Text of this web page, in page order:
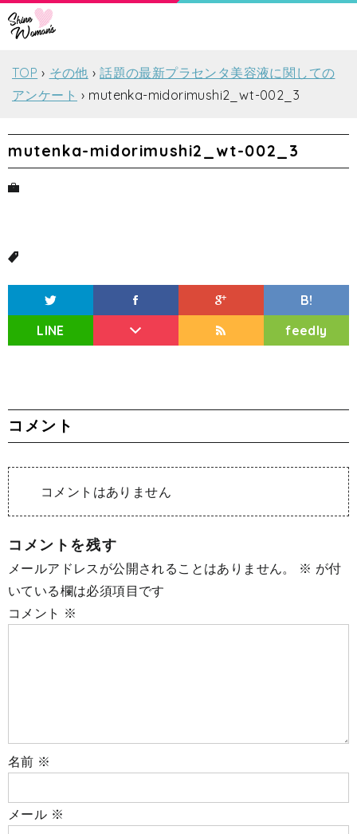
TOP その他
話題の最新プラセンタ美容液に関しての
アンケート
mutenka-midorimushi2_wt-002_3
mutenka-midorimushi2_wt-002_3
B!
LINE
feedly
コメント
コメントはありません
コメントを残す
メールアドレスが公開されることはありません。 ※ が付
いている欄は必須項目です
コメント ※
名前 ※
メール ※